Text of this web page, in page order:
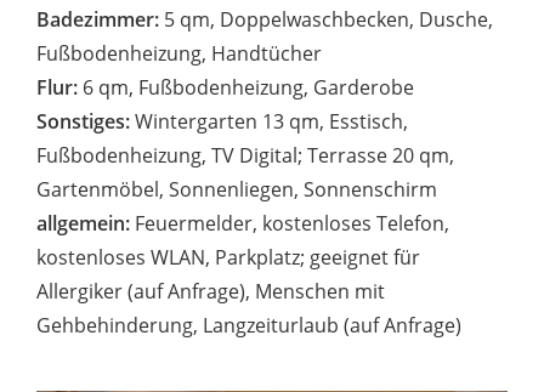
Badezimmer: 5 qm, Doppelwaschbecken, Dusche,
Fußbodenheizung, Handtücher
Flur: 6 qm, Fußbodenheizung, Garderobe
Sonstiges:Wintergarten 13 qm, Esstisch,
Fußbodenheizung, TV Digital; Terrasse 20 qm,
Gartenmöbel, Sonnenliegen, Sonnenschirm
allgemein: Feuermelder, kostenloses Telefon,
kostenloses WLAN, Parkplatz; geeignet für
Allergiker (auf Anfrage), Menschen mit
Gehbehinderung, Langzeiturlaub (auf Anfrage)